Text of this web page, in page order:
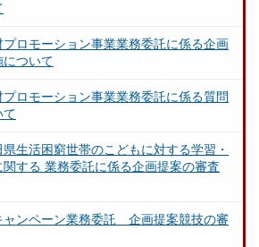
ロモーション事業業務委託に係る企画
ついて
ロモーション事業業務委託に係る質問
て
生活困窮世帯のこどもに対する学習・
する 業務委託に係る企画提案の審査
ャンペーン業務委託 企画提案競技の審